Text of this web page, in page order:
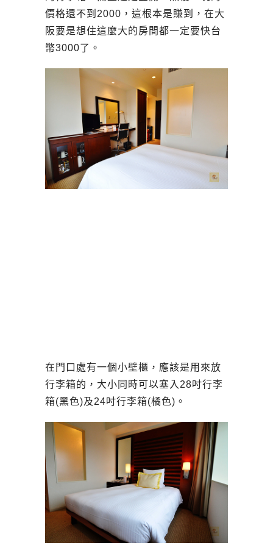
價格還不到2000，這根本是賺到，在大
阪要是想住這麼大的房間都一定要快台
幣3000了。
在門口處有一個小壁櫃，應該是用來放
行李箱的，大小同時可以塞入28吋行李
箱(黑色)及24吋行李箱(橘色)。